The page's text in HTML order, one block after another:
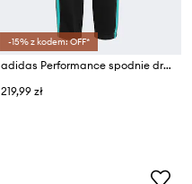
-15% z kodem: OFF*
adidas Performance spodnie dresowe dziecięce MERCEDES
219,99 zł